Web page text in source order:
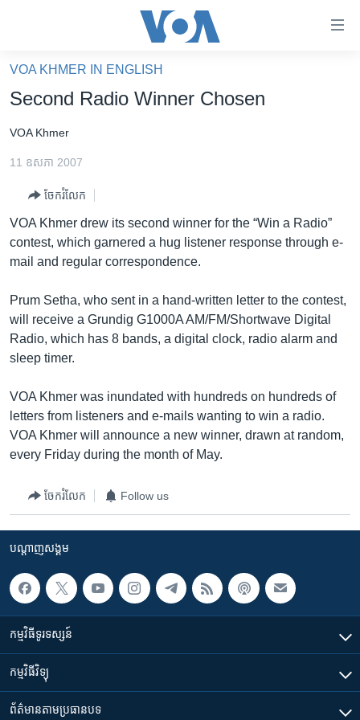
គេហទំព័រ​
ទាក់ទង
និង​
ទៅ​​
ម្តង
រំលង​
ចូល​
ទៅ​
ទំព័រ​
រចនា
រំលង​
និង​
ចូល​
ទៅ​
ស្វែង​
ចិន
ហេឡូវីអូអេ
កម្ពុជាច្នៃប្រតិដ្ឋ
ព្រឹត្តិការណ៍ព័ត៌មាន
វិទ្យុ / ផតខាសថ៍
កម្មវិធីទាំងអស់
បណ្តាញ​សង្គម
VOA KHMER IN ENGLISH
Second Radio Winner Chosen
VOA Khmer
11 ឧសភា 2007
ចែករំលែក
VOA Khmer drew its second winner for the “Win a Radio”
contest, which garnered a hug listener response through e-
mail and regular correspondence.
Prum Setha, who sent in a hand-written letter to the contest,
will receive a Grundig G1000A AM/FM/Shortwave Digital
Radio, which has 8 bands, a digital clock, radio alarm and
sleep timer.
VOA Khmer was inundated with hundreds on hundreds of
letters from listeners and e-mails wanting to win a radio.
VOA Khmer will announce a new winner, drawn at random,
every Friday during the month of May.
ចែករំលែក Follow us
បណ្តាញ​សង្គម
កម្មវិធី​ទូរទស្សន៍
កម្មវិធី​វិទ្យុ
ព័ត៌មាន​តាមប្រធានបទ​